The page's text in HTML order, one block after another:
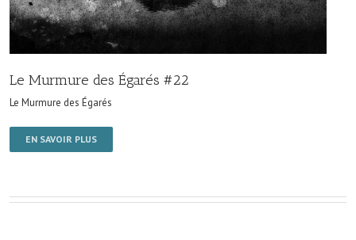
Le Murmure des Égarés #22
Le Murmure des Égarés
EN SAVOIR PLUS